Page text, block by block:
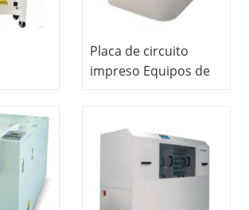
de
de
Placa de circuito
impreso Equipos de
vocacional Equipos
de enseñanza PCB
Equipos de
laboratorio